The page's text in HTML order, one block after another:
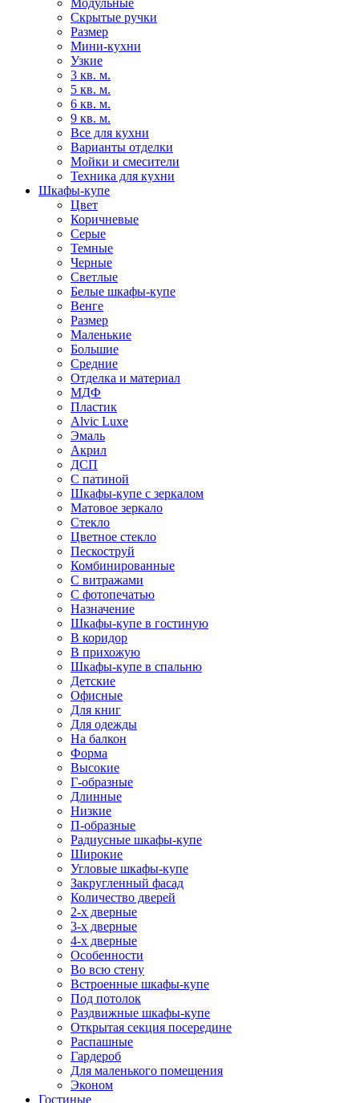
Модульные
Скрытые ручки
Размер
Мини-кухни
Узкие
3 кв. м.
5 кв. м.
6 кв. м.
9 кв. м.
Все для кухни
Варианты отделки
Мойки и смесители
Техника для кухни
Шкафы-купе
Цвет
Коричневые
Серые
Темные
Черные
Светлые
Белые шкафы-купе
Венге
Размер
Маленькие
Большие
Средние
Отделка и материал
МДФ
Пластик
Alvic Luxe
Эмаль
Акрил
ДСП
С патиной
Шкафы-купе с зеркалом
Матовое зеркало
Стекло
Цветное стекло
Пескоструй
Комбинированные
С витражами
С фотопечатью
Назначение
Шкафы-купе в гостиную
В коридор
В прихожую
Шкафы-купе в спальню
Детские
Офисные
Для книг
Для одежды
На балкон
Форма
Высокие
Г-образные
Длинные
Низкие
П-образные
Радиусные шкафы-купе
Широкие
Угловые шкафы-купе
Закругленный фасад
Количество дверей
2-х дверные
3-х дверные
4-х дверные
Особенности
Во всю стену
Встроенные шкафы-купе
Под потолок
Раздвижные шкафы-купе
Открытая секция посередине
Распашные
Гардероб
Для маленького помещения
Эконом
Гостиные